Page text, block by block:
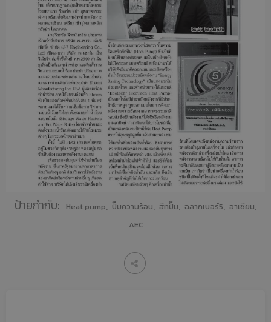
ป้ายกำกับ: Heat pump, ปั๊มความร้อน, ฮีทปั๊ม, ฉลากเบอร์5, อาเซียน,
AEC